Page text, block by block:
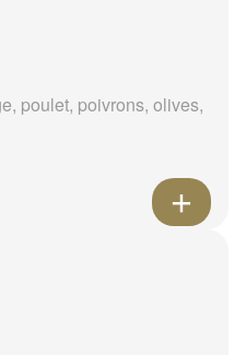
poulet, poivrons, olives,